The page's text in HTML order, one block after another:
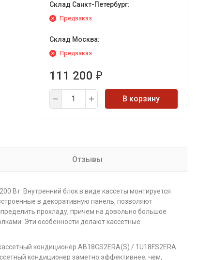
Склад Санкт-Петербург:
Предзаказ
Склад Москва:
Предзаказ
111 200 ₽
В корзину
Отзывы
Вт. Внутренний блок в виде кассеты монтируется
в декоративную панель, позволяют
прохладу, причем на довольно большое
Эти особенности делают кассетные
кондиционер AB18CS2ERA(S) / 1U18FS2ERA
кондиционер заметно эффективнее, чем,